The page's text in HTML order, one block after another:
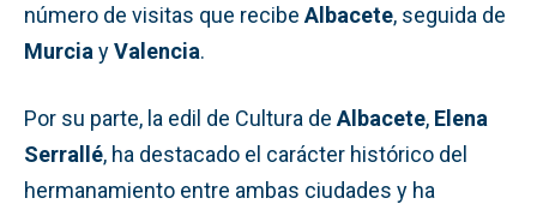
número de visitas que recibe Albacete, seguida de
Murcia yValencia.
Por su parte, la edil de Cultura de Albacete, Elena
Serrallé, ha destacado el carácter histórico del
hermanamiento entre ambas ciudades y ha